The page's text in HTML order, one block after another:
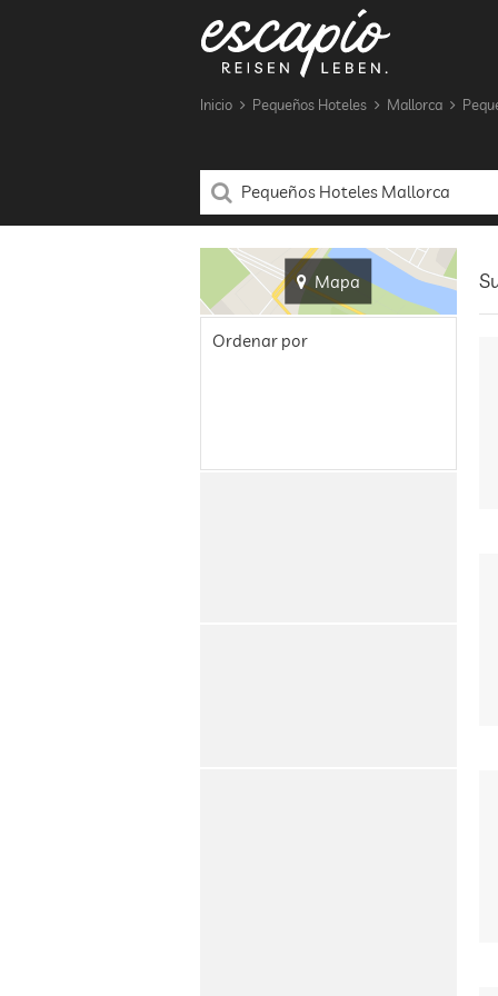
Inicio Pequeños Hoteles Mallorca
Mapa
Ordenar por